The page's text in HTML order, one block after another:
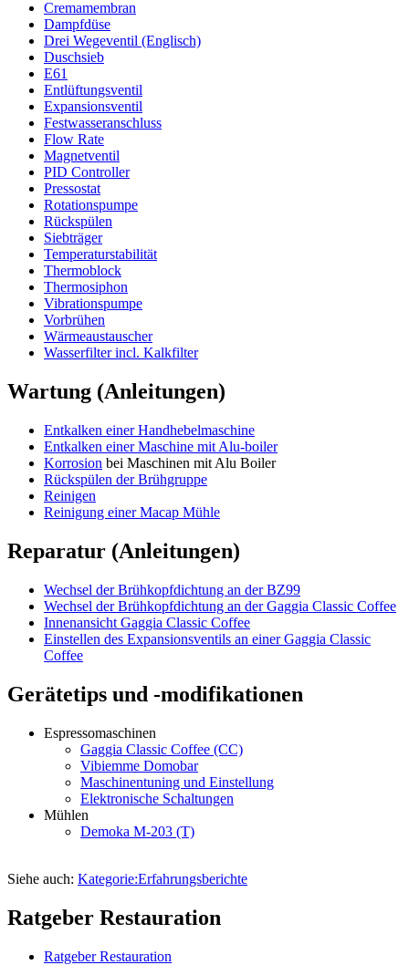
Cremamembran
Dampfdüse
Drei Wegeventil (Englisch)
Duschsieb
E61
Entlüftungsventil
Expansionsventil
Festwasseranschluss
Flow Rate
Magnetventil
PID Controller
Pressostat
Rotationspumpe
Rückspülen
Siebträger
Temperaturstabilität
Thermoblock
Thermosiphon
Vibrationspumpe
Vorbrühen
Wärmeaustauscher
Wasserfilter incl. Kalkfilter
Wartung (Anleitungen)
Entkalken einer Handhebelmaschine
Entkalken einer Maschine mit Alu-boiler
Korrosion bei Maschinen mit Alu Boiler
Rückspülen der Brühgruppe
Reinigen
Reinigung einer Macap Mühle
Reparatur (Anleitungen)
Wechsel der Brühkopfdichtung an der BZ99
Wechsel der Brühkopfdichtung an der Gaggia Classic Coffee
Innenansicht Gaggia Classic Coffee
Einstellen des Expansionsventils an einer Gaggia Classic
Coffee
Gerätetips und -modifikationen
Espressomaschinen
Gaggia Classic Coffee (CC)
Vibiemme Domobar
Maschinentuning und Einstellung
Elektronische Schaltungen
Mühlen
Demoka M-203 (T)
Siehe auch: Kategorie:Erfahrungsberichte
Ratgeber Restauration
Ratgeber Restauration